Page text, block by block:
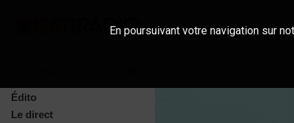
Édito
Le direct
En poursuivant votre navigation sur